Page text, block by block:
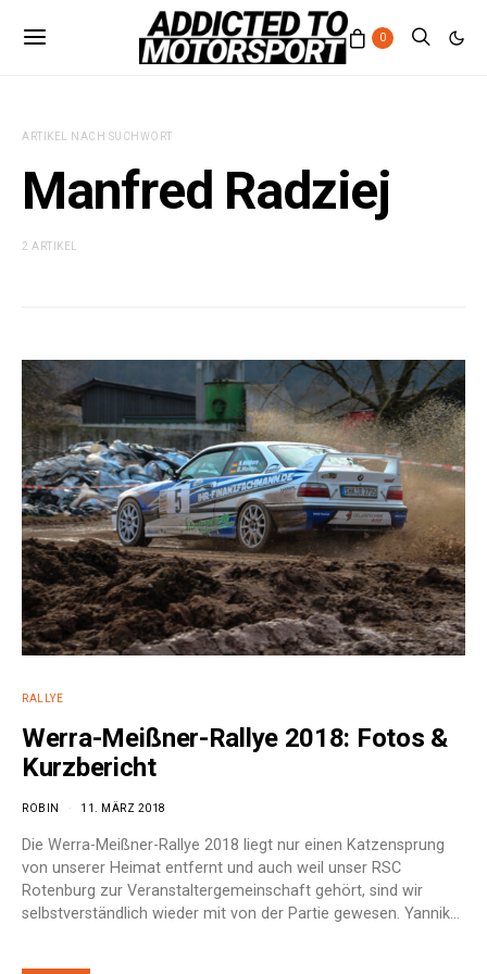
0
ARTIKEL NACH SUCHWORT
Manfred Radziej
2 ARTIKEL
RALLYE
Werra-Meißner-Rallye 2018: Fotos &
Kurzbericht
ROBIN 11. MÄRZ 2018
Die Werra-Meißner-Rallye 2018 liegt nur einen Katzensprung
von unserer Heimat entfernt und auch weil unser RSC
Rotenburg zur Veranstaltergemeinschaft gehört, sind wir
selbstverständlich wieder mit von der Partie gewesen. Yannik…